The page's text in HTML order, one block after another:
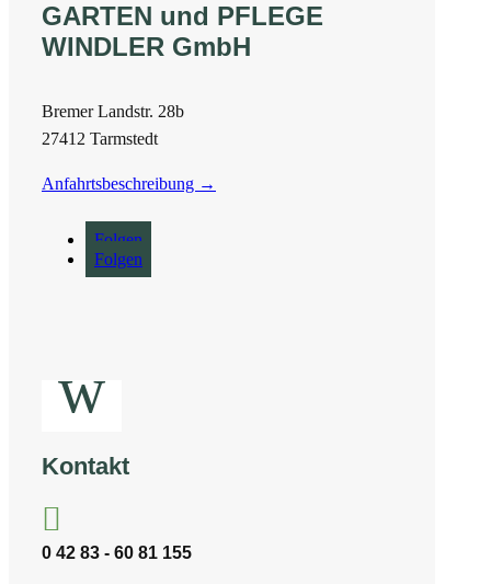
GARTEN und PFLEGE
WINDLER GmbH
Bremer Landstr. 28b
27412 Tarmstedt
Anfahrtsbeschreibung →
Folgen
Folgen
w
Kontakt

0 42 83 - 60 81 155